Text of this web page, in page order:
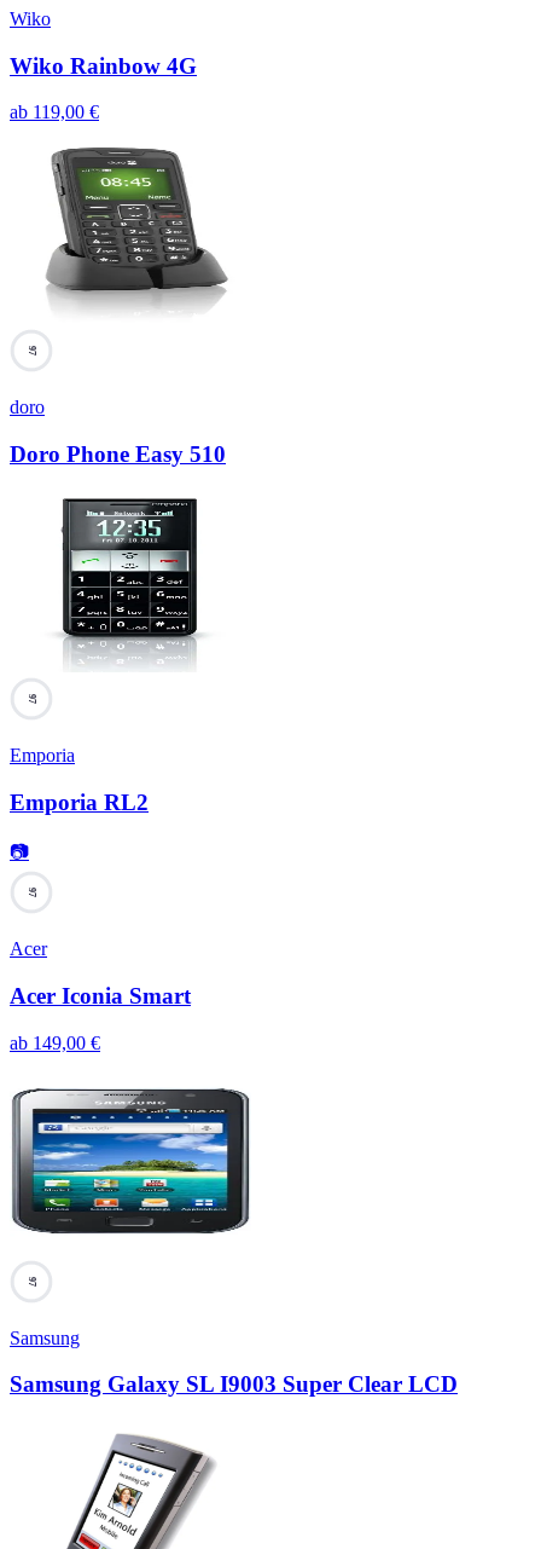
Wiko
Wiko Rainbow 4G
ab 119,00 €
97
doro
Doro Phone Easy 510
97
Emporia
Emporia RL2
📷
97
Acer
Acer Iconia Smart
ab 149,00 €
97
Samsung
Samsung Galaxy SL I9003 Super Clear LCD